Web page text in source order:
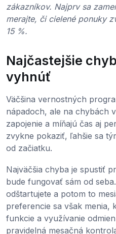
zákazníkov. Najprv sa
merajte, či cielené ponuky
15 %.
Najčastejšie
vyhnúť
Väčšina vernostných
nápadoch, ale na chybách
zapojenie a míňajú čas aj
zvykne pokaziť, ľahšie sa
od začiatku.
Najväčšia chyba je spustiť
bude fungovať sám od
odštartujete a potom to
preferencie sa však menia,
funkcie a využívanie
pravidelná mesačná